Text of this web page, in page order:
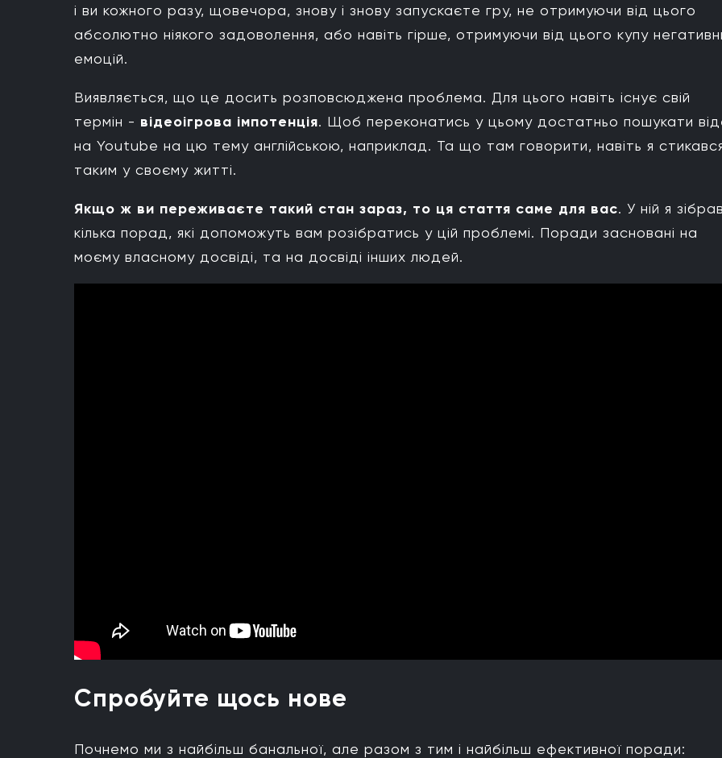
Не грайте наодинці
Обмежте інформацію про індустрію
і ви кожного разу, щовечора, знову і знову запускаєте гру, не отримуючи від цього
абсолютно ніякого задоволення, або навіть гірше, отримуючи від цього купу
емоцій.
Виявляється, що це досить розповсюджена проблема. Для цього навіть існує свій
термін - відеоігрова імпотенція. Щоб переконатись у цьому достатньо пошукати
на Youtube на цю тему англійською, наприклад. Та що там говорити, навіть я
таким у своєму житті.
Якщо ж ви переживаєте такий стан зараз, то ця стаття саме для вас. У ній я зібрав
кілька порад, які допоможуть вам розібратись у цій проблемі. Поради засновані на
моєму власному досвіді, та на досвіді інших людей.
Спробуйте щось нове
Почнемо ми з найбільш банальної, але разом з тим і найбільш ефективної поради: